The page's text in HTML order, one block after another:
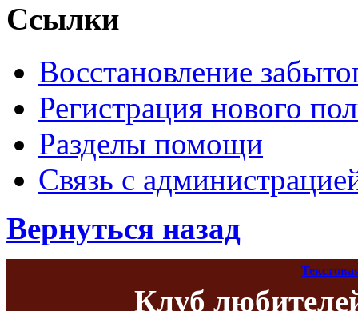
Ссылки
Восстановление
Регистрация нового
Разделы помощи
Связь с
Вернуться назад
Клуб